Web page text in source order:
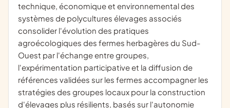
technique, économique et environnemental des
systèmes de polycultures élevages associés
consolider l'évolution des pratiques
agroécologiques des fermes herbagères du Sud-
Ouest par l'échange entre groupes,
l'expérimentation participative et la diffusion de
références validées sur les fermes accompagner les
stratégies des groupes locaux pour la construction
d'élevages plus résilients, basés sur l'autonomie